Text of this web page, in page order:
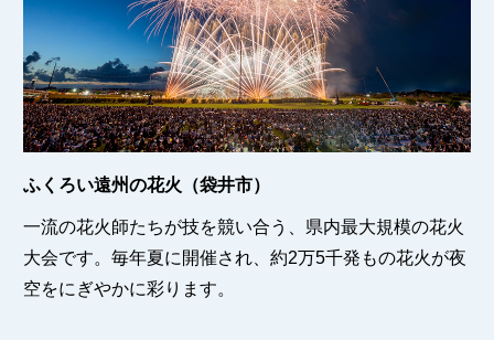
ふくろい遠州の花火（袋井市）
一流の花火師たちが技を競い合う、県内最大規模の花火
大会です。毎年夏に開催され、約2万5千発もの花火が夜
空をにぎやかに彩ります。